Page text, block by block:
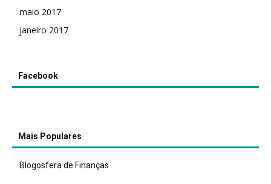
maio 2017
janeiro 2017
Facebook
Mais Populares
Blogosfera de Finanças